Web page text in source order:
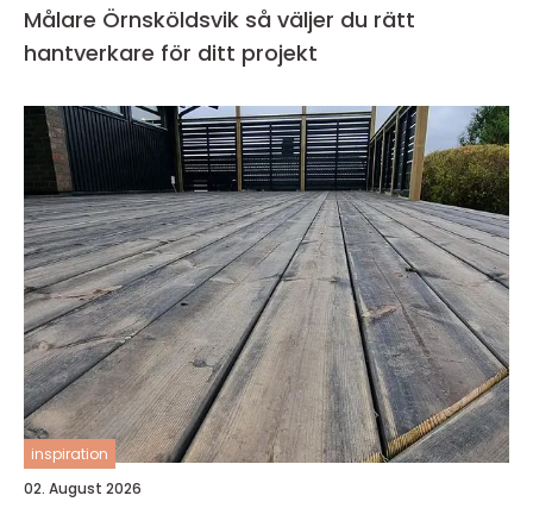
Målare Örnsköldsvik så väljer du rätt
hantverkare för ditt projekt
inspiration
02. August 2026